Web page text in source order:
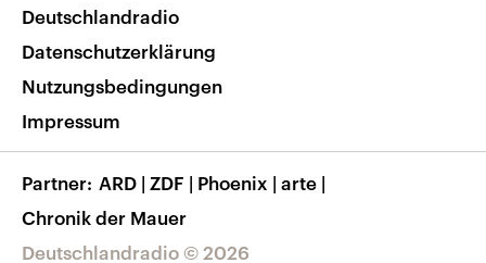
Nachrichten App
Frequenzen
Veranstaltungen
Musikliste
RSS
Barrierefreiheit
Deutschlandradio © 2026
Deutschlandradio
Datenschutzerklärung
Nutzungsbedingungen
Impressum
Partner ARD | ZDF | Phoenix | arte |
Chronik der Mauer